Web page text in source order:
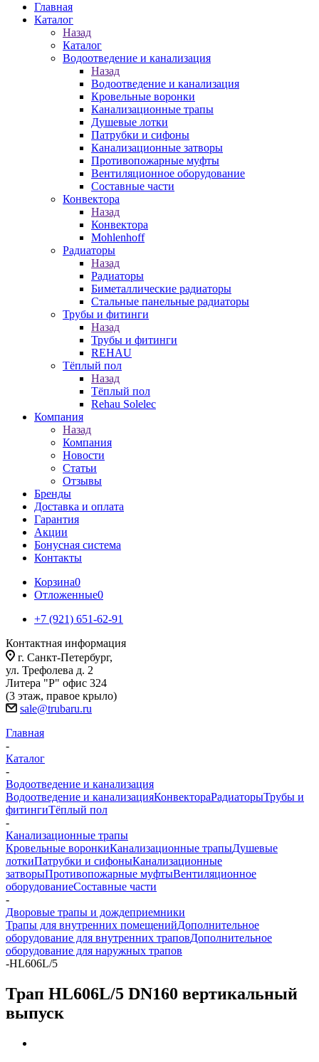
Главная
Каталог
Назад
Каталог
Водоотведение и канализация
Назад
Водоотведение и канализация
Кровельные воронки
Канализационные трапы
Душевые лотки
Патрубки и сифоны
Канализационные затворы
Противопожарные муфты
Вентиляционное оборудование
Составные части
Конвектора
Назад
Конвектора
Mohlenhoff
Радиаторы
Назад
Радиаторы
Биметаллические радиаторы
Стальные панельные радиаторы
Трубы и фитинги
Назад
Трубы и фитинги
REHAU
Тёплый пол
Назад
Тёплый пол
Rehau Solelec
Компания
Назад
Компания
Новости
Статьи
Отзывы
Бренды
Доставка и оплата
Гарантия
Акции
Бонусная система
Контакты
Корзина0
Отложенные0
+7 (921) 651-62-91
Контактная информация
г. Санкт-Петербург,
ул. Трефолева д. 2
Литера "Р" офис 324
(3 этаж, правое крыло)
sale@trubaru.ru
Главная
-
Каталог
-
Водоотведение и канализация
Водоотведение и канализацияКонвектораРадиаторыТрубы и
фитингиТёплый пол
-
Канализационные трапы
Кровельные воронкиКанализационные трапыДушевые
лоткиПатрубки и сифоныКанализационные
затворыПротивопожарные муфтыВентиляционное
оборудованиеСоставные части
-
Дворовые трапы и дождеприемники
Трапы для внутренних помещенийДополнительное
оборудование для внутренних траповДополнительное
оборудование для наружных трапов
-HL606L/5
Трап HL606L/5 DN160 вертикальный
выпуск